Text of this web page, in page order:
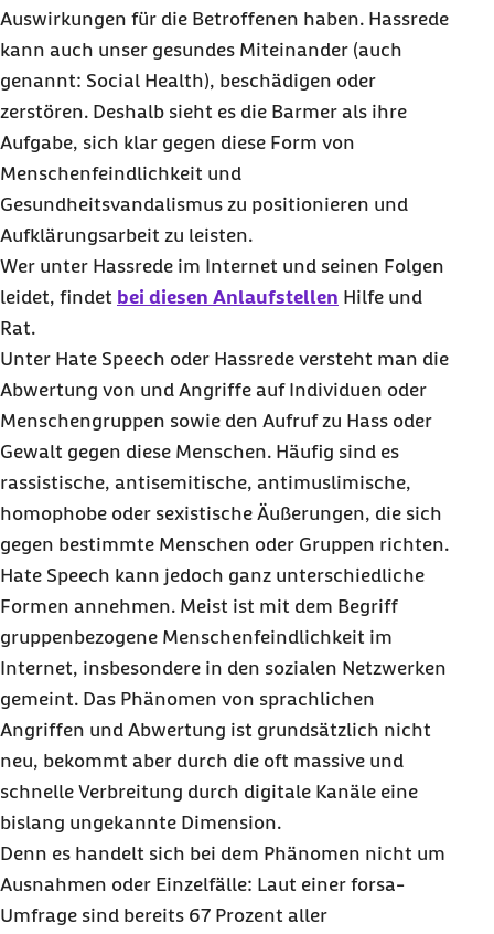
Mythos 6: In Krisenzeiten hatHate Speech
Konjunktur.
Mythos 7: Hassrede bildet nur die reale
politische Stimmung im Land ab.
Mythos 8: Hate Speechgibt es nur in den
Sozialen Medien.
Mythos 9: Wenn Hassrede die Mehrheit der
Menschen wirklich stören würde, würden Sie öfter
und energischer widersprechen.
Fazit: Die Medizin gegenHate Speechfängt bei
uns an
Tipps bei Konfrontation mit
Hate Speech
Anlaufstellen und Beistand bei Problemen mit
Hate Speech
Auswirkungen für die Betroffenen haben. Hassrede
kann auch unser gesundes Miteinander (auch
genannt: Social Health), beschädigen oder
zerstören. Deshalb sieht es die Barmer als ihre
Aufgabe, sich klar gegen diese Form von
Menschenfeindlichkeit und
Gesundheitsvandalismus zu positionieren und
Aufklärungsarbeit zu leisten.
Wer unter Hassrede im Internet und seinen Folgen
leidet, findet bei diesen Anlaufstellen Hilfe und
Rat.
Unter Hate Speech oder Hassrede versteht man die
Abwertung von und Angriffe auf Individuen oder
Menschengruppen sowie den Aufruf zu Hass oder
Gewalt gegen diese Menschen. Häufig sind es
rassistische, antisemitische, antimuslimische,
homophobe oder sexistische Äußerungen, die sich
gegen bestimmte Menschen oder Gruppen richten.
Hate Speech kann jedoch ganz unterschiedliche
Formen annehmen. Meist ist mit dem Begriff
gruppenbezogene Menschenfeindlichkeit im
Internet, insbesondere in den sozialen Netzwerken
gemeint. Das Phänomen von sprachlichen
Angriffen und Abwertung ist grundsätzlich nicht
neu, bekommt aber durch die oft massive und
schnelle Verbreitung durch digitale Kanäle eine
bislang ungekannte Dimension.
Denn es handelt sich bei dem Phänomen nicht um
Ausnahmen oder Einzelfälle: Laut einer forsa-
Umfrage sind bereits 67 Prozent aller